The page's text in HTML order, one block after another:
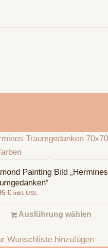
Painting Bild „Hermines
€ inkl. USt.
Ausführung wählen
Wunschliste hinzufügen